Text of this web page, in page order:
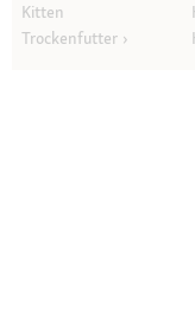
Kitten
Trockenfutter